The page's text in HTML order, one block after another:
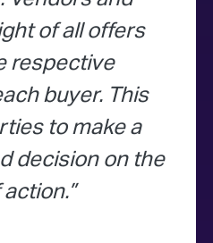
of all offers
respective
buyer. This
to make a
decision on the